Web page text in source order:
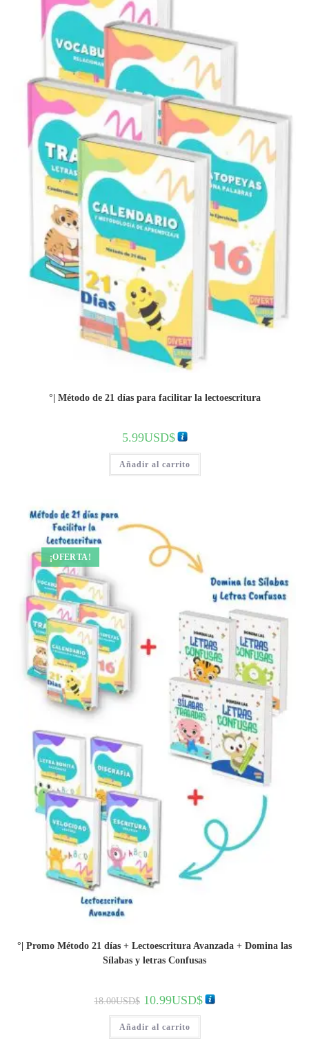
°| Método de 21 días para facilitar la lectoescritura
5.99USD$
Añadir al carrito
¡OFERTA!
°| Promo Método 21 días + Lectoescritura Avanzada + Domina las
Sílabas y letras Confusas
18.00USD$ precio
era:
18.00USD$.
10.99USD$ El
precio
Añadir al carrito